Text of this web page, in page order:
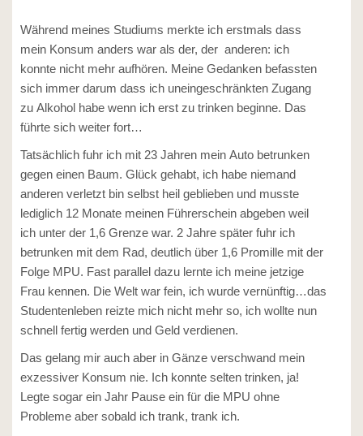
Während meines Studiums merkte ich erstmals dass
mein Konsum anders war als der, der anderen: ich
konnte nicht mehr aufhören. Meine Gedanken befassten
sich immer darum dass ich uneingeschränkten Zugang
zu Alkohol habe wenn ich erst zu trinken beginne. Das
führte sich weiter fort…
Tatsächlich fuhr ich mit 23 Jahren mein Auto betrunken
gegen einen Baum. Glück gehabt, ich habe niemand
anderen verletzt bin selbst heil geblieben und musste
lediglich 12 Monate meinen Führerschein abgeben weil
ich unter der 1,6 Grenze war. 2 Jahre später fuhr ich
betrunken mit dem Rad, deutlich über 1,6 Promille mit der
Folge MPU. Fast parallel dazu lernte ich meine jetzige
Frau kennen. Die Welt war fein, ich wurde vernünftig…das
Studentenleben reizte mich nicht mehr so, ich wollte nun
schnell fertig werden und Geld verdienen.
Das gelang mir auch aber in Gänze verschwand mein
exzessiver Konsum nie. Ich konnte selten trinken, ja!
Legte sogar ein Jahr Pause ein für die MPU ohne
Probleme aber sobald ich trank, trank ich.